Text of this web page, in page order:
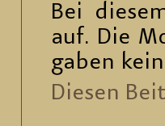
Bei
auf. Die
ga­ben
Die­sen